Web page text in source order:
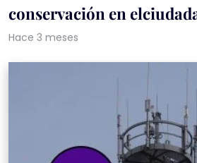
conservación en
Hace 3 meses